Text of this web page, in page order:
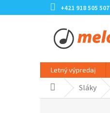
na
+421 918 505 507
Letný výpredaj
DomovSláky